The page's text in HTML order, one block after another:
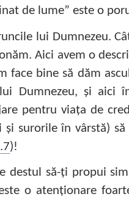
de lume” este o
lui Dumnezeu.
Aici avem o
face bine să dăm
Dumnezeu, şi aici
pentru viaţa de
şi surorile în vârstă)
)!
destul să-ţi propui
o atenţionare